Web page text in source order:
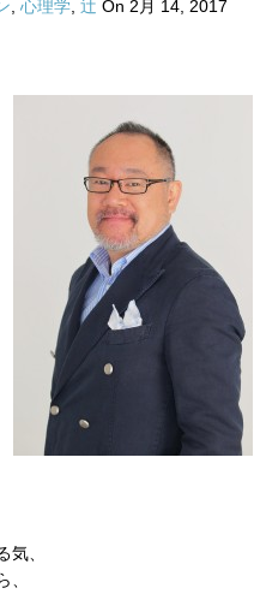
心理学 辻 On 2月 14, 2017
気、